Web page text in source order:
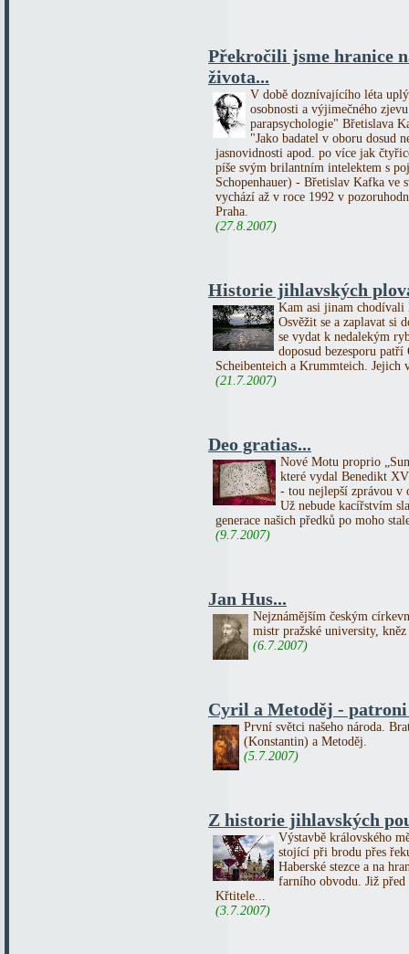
Překročili jsme hranice
života...
V době doznívajícího léta
osobnosti a výjimečného
parapsychologie" Břetislava
"Jako badatel v oboru dosud
jasnovidnosti apod. po více jak
píše svým brilantním intelektem s
Schopenhauer) - Břetislav Kafka
vychází až v roce 1992 v
Praha.
(27.8.2007)
Historie jihlavských
Kam asi jinam chodívali
Osvěžit se a zaplavat si
se vydat k nedalekým
doposud bezesporu
Scheibenteich a Krummteich.
(21.7.2007)
Deo gratias...
Nové Motu proprio
které vydal Benedikt
- tou nejlepší zprávou v
Už nebude kacířstvím
generace našich předků po moho
(9.7.2007)
Jan Hus...
Nejznámějším českým
mistr pražské university, kněz
(6.7.2007)
Cyril a Metoděj -
První světci našeho národa.
(Konstantin) a Metoděj.
(5.7.2007)
Z historie jihlavských
Výstavbě královského
stojící při brodu přes
Haberské stezce a na
farního obvodu. Již před
Křtitele...
(3.7.2007)